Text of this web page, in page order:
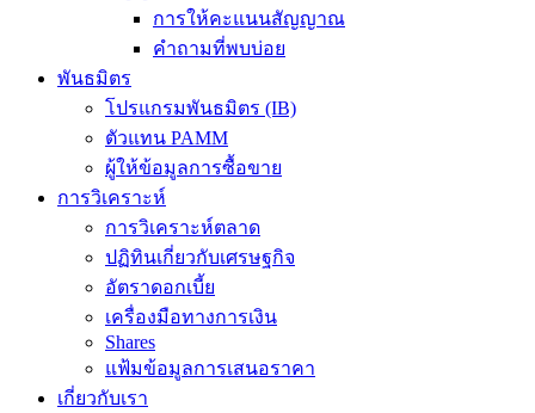
การให้คะแนนสัญญาณ
คำถามที่พบบ่อย
พันธมิตร
โปรแกรมพันธมิตร (IB)
ตัวแทน PAMM
ผู้ให้ข้อมูลการซื้อขาย
การวิเคราะห์
การวิเคราะห์ตลาด
ปฏิทินเกี่ยวกับเศรษฐกิจ
อัตราดอกเบี้ย
เครื่องมือทางการเงิน
Shares
แฟ้มข้อมูลการเสนอราคา
เกี่ยวกับเรา